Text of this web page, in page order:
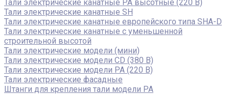
Тали электрические канатные PA высотные (220 В)
Тали электрические канатные SH
Тали электрические канатные европейского типа SHA-D
Тали электрические канатные с уменьшенной
строительной высотой
Тали электрические модели (мини)
Тали электрические модели CD (380 В)
Тали электрические модели РА (220 В)
Тали электрические фасадные
Штанги для крепления тали модели РА